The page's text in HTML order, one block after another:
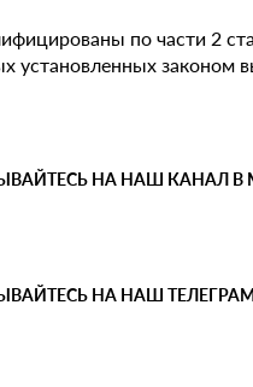
по части 2
установленных законом
НА НАШ КАНАЛ В
НА НАШ